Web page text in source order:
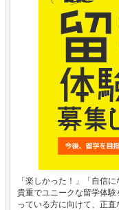
「楽しかった！」「自信
貴重でユニークな留学体
っている方に向けて、正